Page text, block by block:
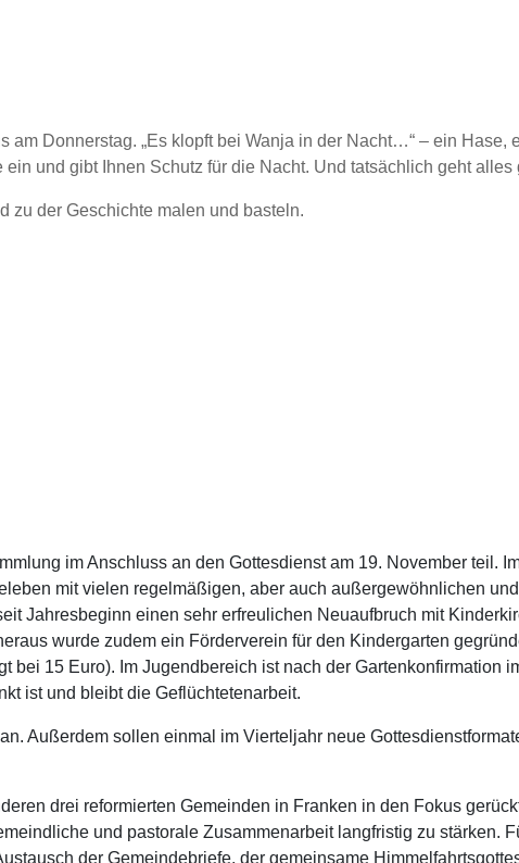
Donnerstag. „Es klopft bei Wanja in der Nacht…“ – ein Hase,
und gibt Ihnen Schutz für die Nacht. Und tatsächlich geht alles
zu der Geschichte malen und basteln.
im Anschluss an den Gottesdienst am 19. November teil.
mit vielen regelmäßigen, aber auch außergewöhnlichen
Jahresbeginn einen sehr erfreulichen Neuaufbruch mit
wurde zudem ein Förderverein für den Kindergarten
bei 15 Euro). Im Jugendbereich ist nach der Gartenkonfirmation
ist und bleibt die Geflüchtetenarbeit.
Außerdem sollen einmal im Vierteljahr neue
drei reformierten Gemeinden in Franken in den Fokus
und pastorale Zusammenarbeit langfristig zu stärken.
der Gemeindebriefe, der gemeinsame